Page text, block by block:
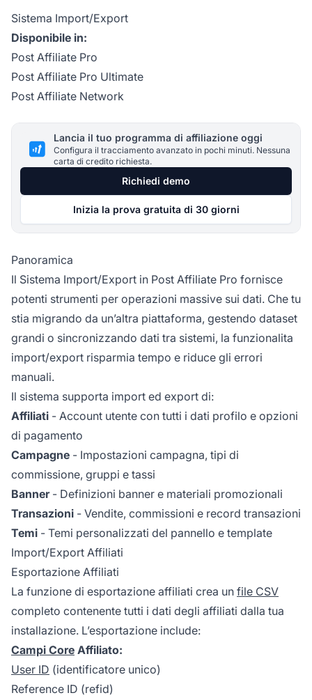
Sistema Import/Export
Disponibile in:
Post Affiliate Pro
Post Affiliate Pro Ultimate
Post Affiliate Network
Lancia il tuo programma di affiliazione oggi
Configura il tracciamento avanzato in pochi minuti. Nessuna
carta di credito richiesta.
Richiedi demo
Inizia la prova gratuita di 30 giorni
Panoramica
Il Sistema Import/Export in Post Affiliate Pro fornisce
potenti strumenti per operazioni massive sui dati. Che tu
stia migrando da un’altra piattaforma, gestendo dataset
grandi o sincronizzando dati tra sistemi, la funzionalita
import/export risparmia tempo e riduce gli errori
manuali.
Il sistema supporta import ed export di:
Affiliati - Account utente con tutti i dati profilo e opzioni
di pagamento
Campagne - Impostazioni campagna, tipi di
commissione, gruppi e tassi
Banner- Definizioni banner e materiali promozionali
Transazioni - Vendite, commissioni e record transazioni
Temi - Temi personalizzati del pannello e template
Import/Export Affiliati
Esportazione Affiliati
La funzione di esportazione affiliati crea un file CSV
completo contenente tutti i dati degli affiliati dalla tua
installazione. L’esportazione include:
Campi Core Affiliato:
User ID (identificatore unico)
Reference ID (refid)